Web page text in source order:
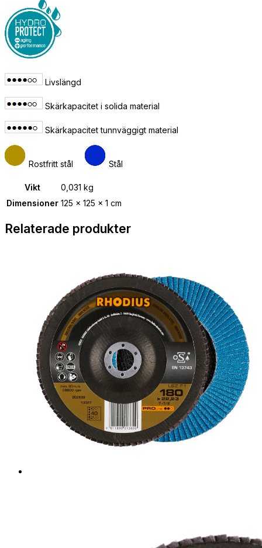
Livslängd
Skärkapacitet i solida material
Skärkapacitet tunnväggigt material
Rostfritt stål Stål
Vikt
0,031 kg
Dimensioner 125 × 125 × 1 cm
Relaterade produkter